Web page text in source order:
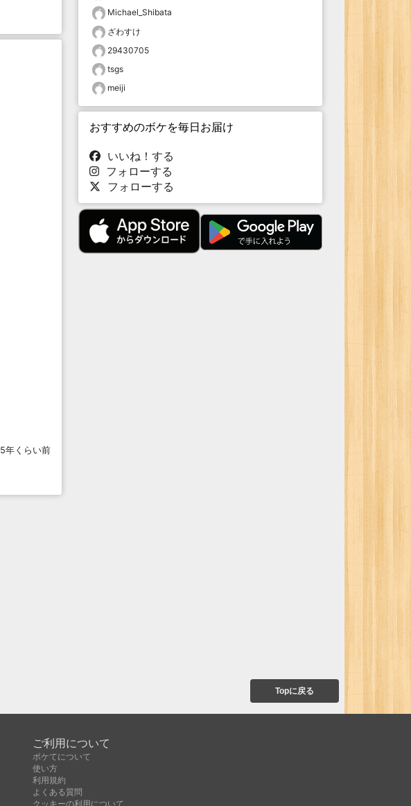
5年くらい前
Michael_Shibata
ざわすけ
29430705
tsgs
meiji
おすすめのボケを毎日お届け
いいね！する
フォローする
フォローする
Topに戻る
ご利用について
ボケてについて
使い方
利用規約
よくある質問
クッキーの利用について